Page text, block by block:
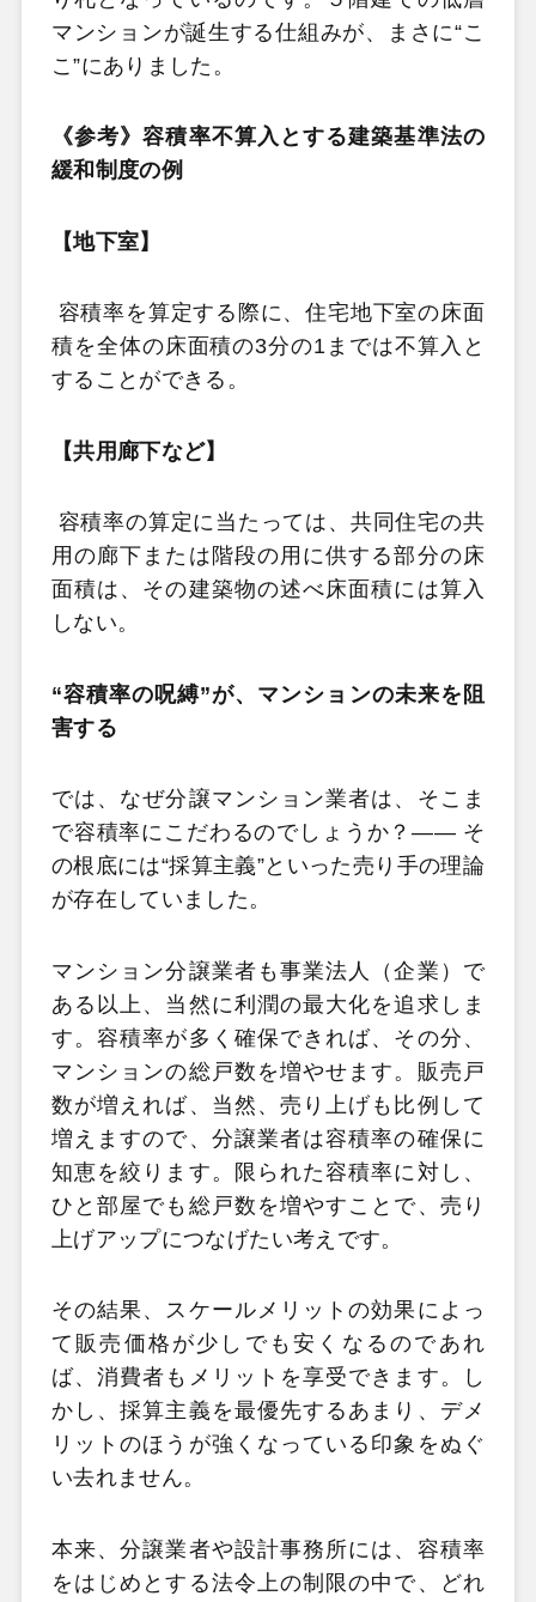
マンションが誕生する仕組みが、まさに“こ
こ”にありました。
《参考》容積率不算入とする建築基準法の
緩和制度の例
【地下室】
容積率を算定する際に、住宅地下室の床面
積を全体の床面積の3分の1までは不算入と
することができる。
【共用廊下など】
容積率の算定に当たっては、共同住宅の共
用の廊下または階段の用に供する部分の床
面積は、その建築物の述べ床面積には算入
しない。
“容積率の呪縛”が、マンションの未来を阻
害する
では、なぜ分譲マンション業者は、そこま
で容積率にこだわるのでしょうか？―― そ
の根底には“採算主義”といった売り手の理論
が存在していました。
マンション分譲業者も事業法人（企業）で
ある以上、当然に利潤の最大化を追求しま
す。容積率が多く確保できれば、その分、
マンションの総戸数を増やせます。販売戸
数が増えれば、当然、売り上げも比例して
増えますので、分譲業者は容積率の確保に
知恵を絞ります。限られた容積率に対し、
ひと部屋でも総戸数を増やすことで、売り
上げアップにつなげたい考えです。
その結果、スケールメリットの効果によっ
て販売価格が少しでも安くなるのであれ
ば、消費者もメリットを享受できます。し
かし、採算主義を最優先するあまり、デメ
リットのほうが強くなっている印象をぬぐ
い去れません。
本来、分譲業者や設計事務所には、容積率
をはじめとする法令上の制限の中で、どれ